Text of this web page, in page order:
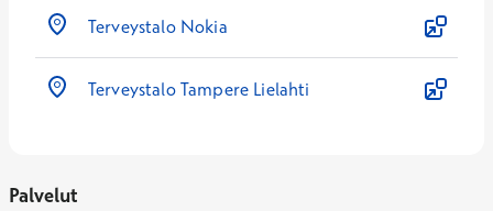
Terveystalo Nokia
Terveystalo Tampere Lielahti
Palvelut